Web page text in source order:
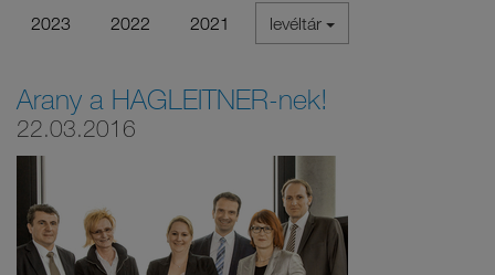
2023 2022 2021 levéltár
Arany a HAGLEITNER-nek!
22.03.2016